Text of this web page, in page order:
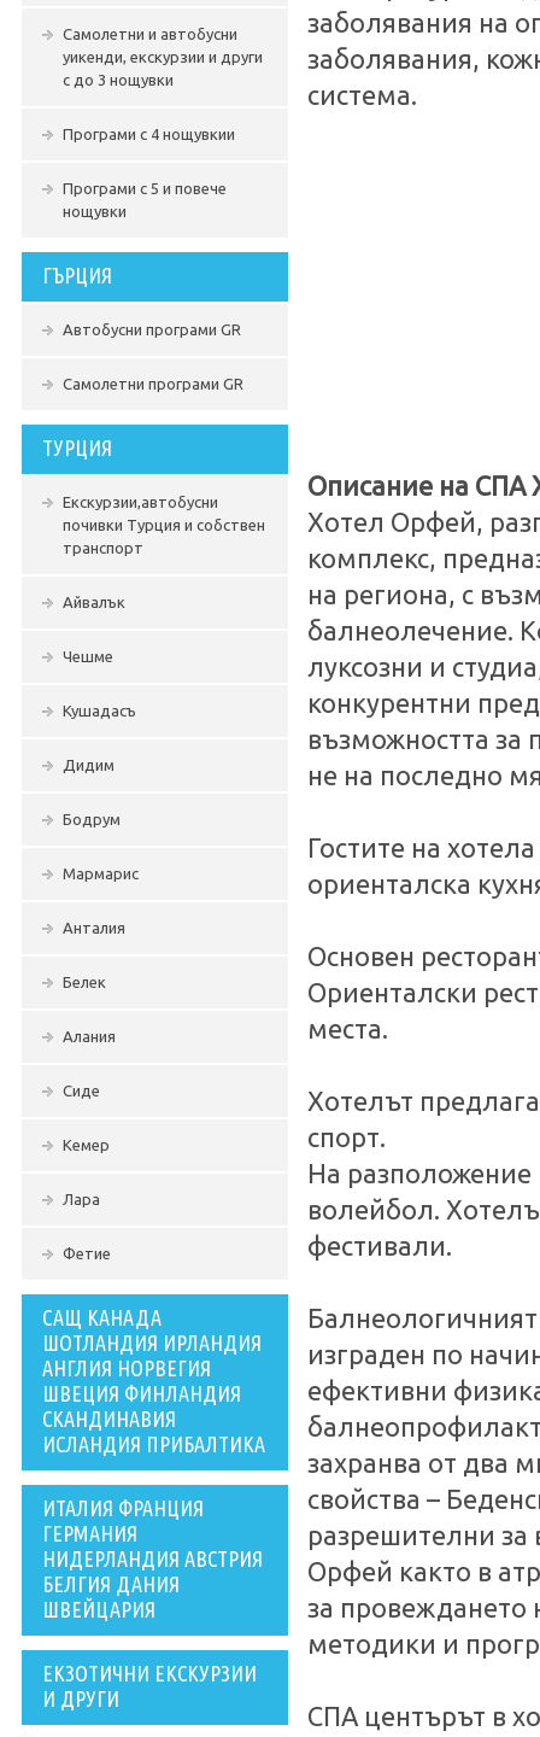
Самолетни и автобусни
уикенди, екскурзии и други
с до 3 нощувки
Програми с 4 нощувкии
Програми с 5 и повече
нощувки
ГЪРЦИЯ
Автобусни програми GR
Самолетни програми GR
ТУРЦИЯ
Екскурзии,автобусни
почивки Турция и собствен
транспорт
Айвалък
Чешме
Кушадасъ
Дидим
Бодрум
Мармарис
Анталия
Белек
Алания
Сиде
Кемер
Лара
Фетие
САЩ КАНАДА
ШОТЛАНДИЯ ИРЛАНДИЯ
АНГЛИЯ НОРВЕГИЯ
ШВЕЦИЯ ФИНЛАНДИЯ
СКАНДИНАВИЯ
ИСЛАНДИЯ ПРИБАЛТИКА
ИТАЛИЯ ФРАНЦИЯ
ГЕРМАНИЯ
НИДЕРЛАНДИЯ АВСТРИЯ
БЕЛГИЯ ДАНИЯ
ШВЕЙЦАРИЯ
ЕКЗОТИЧНИ ЕКСКУРЗИИ
И ДРУГИ
заболявания на
заболявания,
система.
Описание на
Хотел Орфей,
комплекс,
на региона, с
балнеолечение.
луксозни и
конкурентни
възможността за
не на последно
Гостите на
ориенталска
Основен
Ориенталски
места.
Хотелът
спорт.
На разположение
волейбол.
фестивали.
изграден по
ефективни
захранва от два
свойства –
разрешителни за
Орфей както в
за провеждането
методики и
СПА центърът в